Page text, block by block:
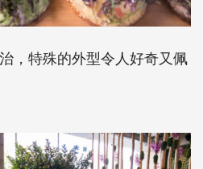
，特殊的外型令人好奇又佩